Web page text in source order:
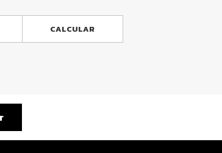
CALCULAR